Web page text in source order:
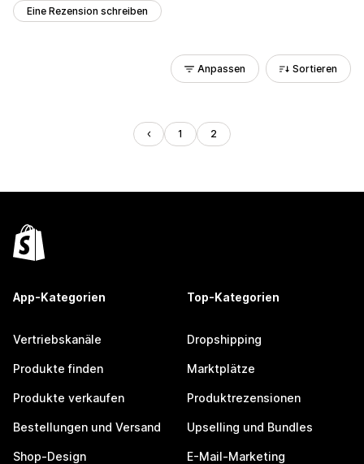
Eine Rezension schreiben
Anpassen Sortieren
1 2
App-Kategorien
Vertriebskanäle
Produkte finden
Produkte verkaufen
Bestellungen und Versand
Shop-Design
Top-Kategorien
Dropshipping
Marktplätze
Produktrezensionen
Upselling und Bundles
E-Mail-Marketing